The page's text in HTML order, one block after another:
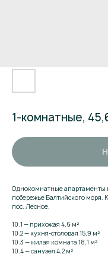
1-комнатные,
Однокомнатные апартаменты
побережье Балтийского моря.
пос. Лесное.
10.1 — прихожая 4,6 м²
10.2 — кухня-столовая 15,9 м²
10.3 — жилая комната 18,1 м²
10.4 — санузел 4,2 м²